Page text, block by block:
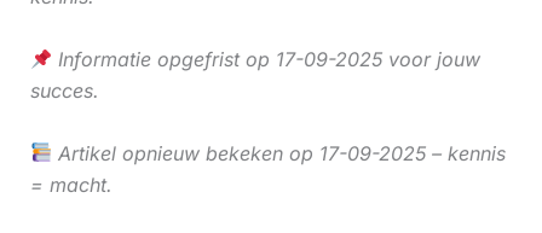
Informatie opgefrist op 17-09-2025 voor jouw
succes.
Artikel opnieuw bekeken op 17-09-2025 – kennis
= macht.